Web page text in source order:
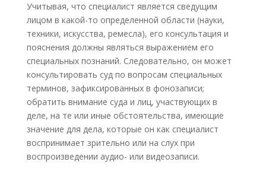
Учитывая, что специалист является сведущим
лицом в какой-то определенной области (науки,
техники, искусства, ремесла), его консультация и
пояснения должны являться выражением его
специальных познаний. Следовательно, он может
консультировать суд по вопросам специальных
терминов, зафиксированных в фонозаписи;
обратить внимание суда и лиц, участвующих в
деле, на те или иные обстоятельства, имеющие
значение для дела, которые он как специалист
воспринимает зрительно или на слух при
воспроизведении аудио- или видеозаписи.